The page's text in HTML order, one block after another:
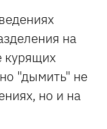
на
курящих
"дымить" не
но и на